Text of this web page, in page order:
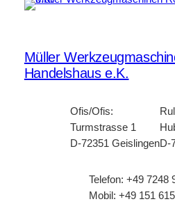
Müller
Handelshaus e.K.
Ofis/Ofis:
Turmstrasse 1
D-72351 GeislingenD-
Telefon: +49 7248
Mobil: +49 151